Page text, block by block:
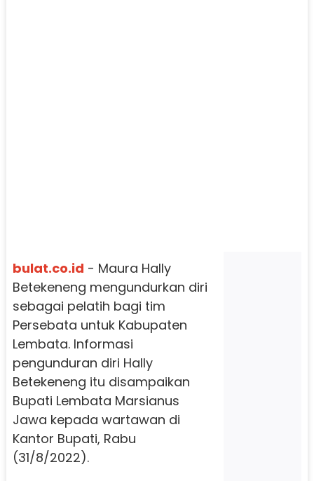
bulat.co.id - Maura Hally
Betekeneng mengundurkan diri
sebagai pelatih bagi tim
Persebata untuk Kabupaten
Lembata. Informasi
pengunduran diri Hally
Betekeneng itu disampaikan
Bupati Lembata Marsianus
Jawa kepada wartawan di
Kantor Bupati, Rabu
(31/8/2022).